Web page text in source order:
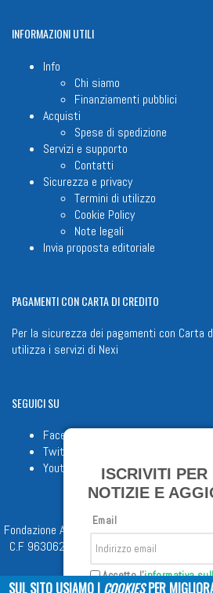
INFORMAZIONIUTILI
Info
Chi siamo
Finanziamenti pubblici
Acquisti
Spese di spedizione
Servizi e supporto
Contatti
Sicurezza e privacy
Termini di utilizzo
Cookie Policy
Note legali
Invia proposta editoriale
PAGAMENTICON CARTA DI CREDITO
Per la sicurezza dei pagamenti con Carta
utilizza i servizi di Nexi
SEGUICISU
Facebook
Twitter
Youtube
Fondazione Apostolicam Actuositatem
C.F 96306220581 - REA 888781 del
ISCRIVITI PER
NOTIZIE E
Email
Accetto l'informativa
SUL SITO USIAMO I COOKIESPER